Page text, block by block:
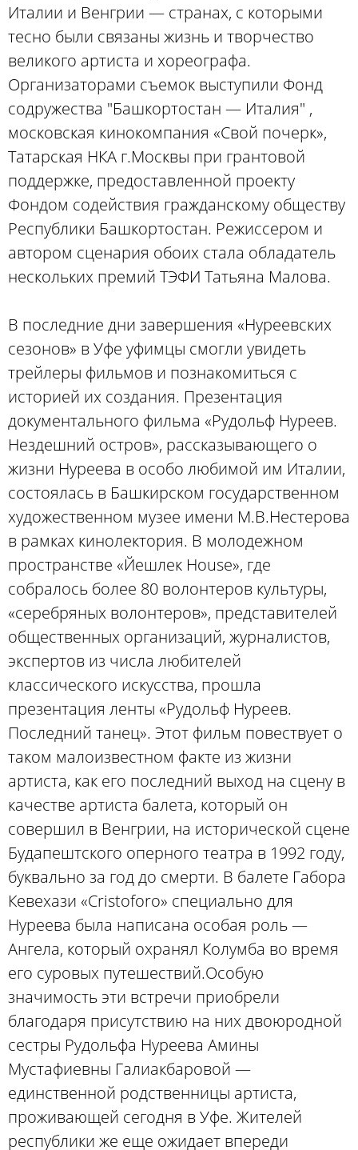
Италии и Венгрии — странах, с которыми
тесно были связаны жизнь и творчество
великого артиста и хореографа.
Организаторами съемок выступили Фонд
содружества "Башкортостан — Италия" ,
московская кинокомпания «Свой почерк»,
Татарская НКА г.Москвы при грантовой
поддержке, предоставленной проекту
Фондом содействия гражданскому обществу
Республики Башкортостан. Режиссером и
автором сценария обоих стала обладатель
нескольких премий ТЭФИ Татьяна Малова.
В последние дни завершения «Нуреевских
сезонов» в Уфе уфимцы смогли увидеть
трейлеры фильмов и познакомиться с
историей их создания. Презентация
документального фильма «Рудольф Нуреев.
Нездешний остров», рассказывающего о
жизни Нуреева в особо любимой им Италии,
состоялась в Башкирском государственном
художественном музее имени М.В.Нестерова
в рамках кинолектория. В молодежном
пространстве «Йешлек House», где
собралось более 80 волонтеров культуры,
«серебряных волонтеров», представителей
общественных организаций, журналистов,
экспертов из числа любителей
классического искусства, прошла
презентация ленты «Рудольф Нуреев.
Последний танец». Этот фильм повествует о
таком малоизвестном факте из жизни
артиста, как его последний выход на сцену в
качестве артиста балета, который он
совершил в Венгрии, на исторической сцене
Будапештского оперного театра в 1992 году,
буквально за год до смерти. В балете Габора
Кевехази «Cristoforo» специально для
Нуреева была написана особая роль —
Ангела, который охранял Колумба во время
его суровых путешествий.Особую
значимость эти встречи приобрели
благодаря присутствию на них двоюродной
сестры Рудольфа Нуреева Амины
Мустафиевны Галиакбаровой —
единственной родственницы артиста,
проживающей сегодня в Уфе. Жителей
республики же еще ожидает впереди